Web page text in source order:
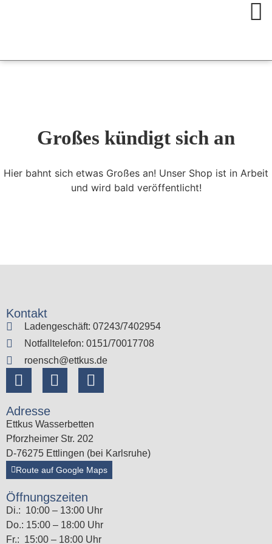
Großes kündigt sich an
Hier bahnt sich etwas Großes an! Unser Shop ist in Arbeit
und wird bald veröffentlicht!
Kontakt
Ladengeschäft: 07243/7402954
Notfalltelefon: 0151/70017708
roensch@ettkus.de
Adresse
Ettkus Wasserbetten
Pforzheimer Str. 202
D-76275 Ettlingen (bei Karlsruhe)
Route auf Google Maps
Öffnungszeiten
Di.: 10:00 – 13:00 Uhr
Do.: 15:00 – 18:00 Uhr
Fr.: 15:00 – 18:00 Uhr